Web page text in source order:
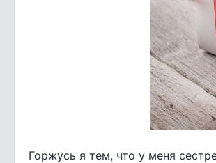
Горжусь я тем, что у меня